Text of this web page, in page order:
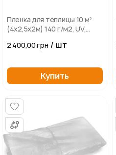
Пленка для теплицы 10 м²
(4х2,5х2м) 140 г/м2, UV,
морозостойкая, Зеленая
2 400,00 грн / шт
Купить